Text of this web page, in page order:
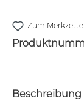
Zum
Beschreibung